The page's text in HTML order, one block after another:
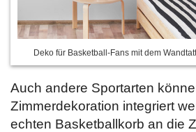
Deko für Basketball-Fans mit dem
Auch andere Sportarten
Zimmerdekoration integriert
echten Basketballkorb an die